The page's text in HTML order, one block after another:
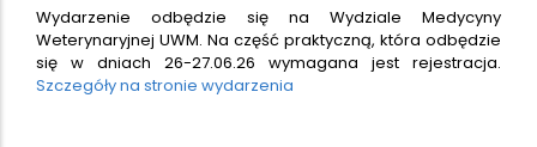
Wydarzenie odbędzie się na Wydziale Medycyny
Weterynaryjnej UWM. Na część praktyczną, która odbędzie
się w dniach 26-27.06.26 wymagana jest rejestracja.
Szczegóły na stronie wydarzenia